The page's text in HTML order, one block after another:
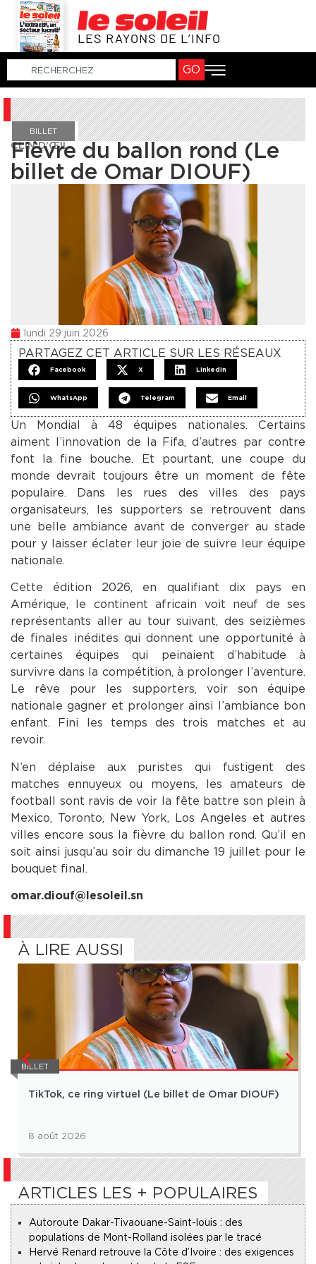
LES RAYONS DE L’INFO
GO
BILLET
CLIN D’ŒIL
Fièvre du ballon rond (Le
billet de Omar DIOUF)
lundi 29 juin 2026
PARTAGEZ CET ARTICLE SUR LES RÉSEAUX
Facebook X LinkedIn
WhatsApp Telegram Email
Un Mondial à 48 équipes nationales. Certains
aiment l’innovation de la Fifa, d’autres par contre
font la fine bouche. Et pourtant, une coupe du
monde devrait toujours être un moment de fête
populaire. Dans les rues des villes des pays
organisateurs, les supporters se retrouvent dans
une belle ambiance avant de converger au stade
pour y laisser éclater leur joie de suivre leur équipe
nationale.
Cette édition 2026, en qualifiant dix pays en
Amérique, le continent africain voit neuf de ses
représentants aller au tour suivant, des seizièmes
de finales inédites qui donnent une opportunité à
certaines équipes qui peinaient d’habitude à
survivre dans la compétition, à prolonger l’aventure.
Le rêve pour les supporters, voir son équipe
nationale gagner et prolonger ainsi l’ambiance bon
enfant. Fini les temps des trois matches et au
revoir.
N’en déplaise aux puristes qui fustigent des
matches ennuyeux ou moyens, les amateurs de
football sont ravis de voir la fête battre son plein à
Mexico, Toronto, New York, Los Angeles et autres
villes encore sous la fièvre du ballon rond. Qu’il en
soit ainsi jusqu’au soir du dimanche 19 juillet pour le
bouquet final.
omar.diouf@lesoleil.sn
À LIRE AUSSI
BILLET
TikTok, ce ring virtuel (Le billet de Omar DIOUF)
8 août 2026
ARTICLES LES + POPULAIRES
Autoroute Dakar-Tivaouane-Saint-louis : des
populations de Mont-Rolland isolées par le tracé
Hervé Renard retrouve la Côte d’Ivoire : des exigences